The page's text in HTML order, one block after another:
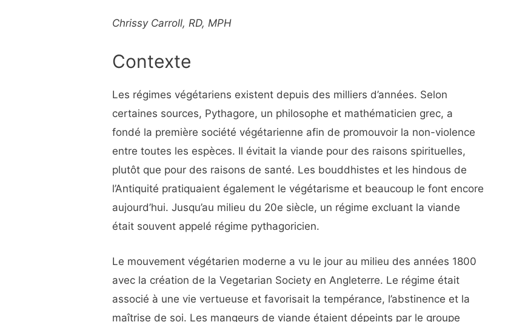
Chrissy Carroll, RD, MPH
Contexte
Les régimes végétariens existent depuis des milliers d’années. Selon
certaines sources, Pythagore, un philosophe et mathématicien grec, a
fondé la première société végétarienne afin de promouvoir la non-violence
entre toutes les espèces. Il évitait la viande pour des raisons spirituelles,
plutôt que pour des raisons de santé. Les bouddhistes et les hindous de
l’Antiquité pratiquaient également le végétarisme et beaucoup le font encore
aujourd’hui. Jusqu’au milieu du 20e siècle, un régime excluant la viande
était souvent appelé régime pythagoricien.
Le mouvement végétarien moderne a vu le jour au milieu des années 1800
avec la création de la Vegetarian Society en Angleterre. Le régime était
associé à une vie vertueuse et favorisait la tempérance, l’abstinence et la
maîtrise de soi. Les mangeurs de viande étaient dépeints par le groupe